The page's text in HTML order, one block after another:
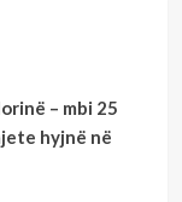
– mbi 25
hyjnë në